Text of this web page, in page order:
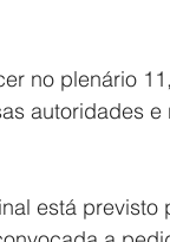
no plenário
autoridades e
está previsto